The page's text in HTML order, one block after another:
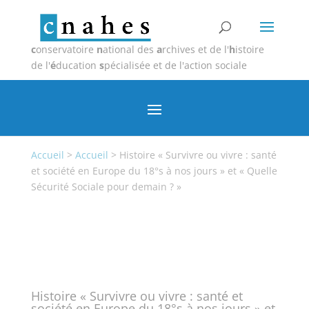
conservatoire national des archives et de l'histoire
de l'éducation spécialisée et de l'action sociale
Accueil > Accueil > Histoire « Survivre ou vivre : santé
et société en Europe du 18°s à nos jours » et « Quelle
Sécurité Sociale pour demain ? »
Histoire « Survivre ou vivre : santé et